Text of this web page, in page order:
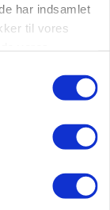
har indsamlet
til vores